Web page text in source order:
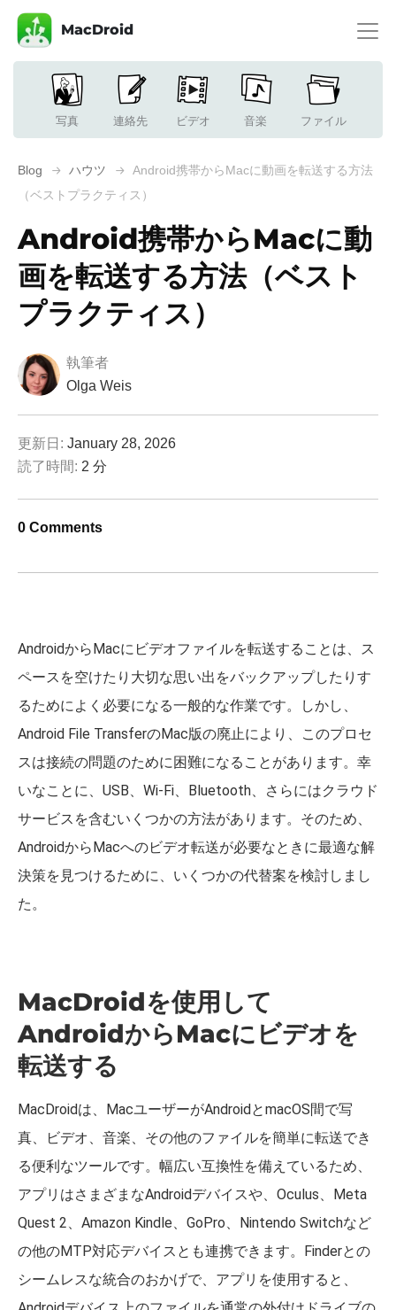
MacDroid
写真 連絡先 ビデオ 音楽 ファイル
Blog ハウツ
Android携帯からMacに動画を転送する方法
（ベストプラクティス）
Android携帯からMacに動
画を転送する方法（ベスト
プラクティス）
執筆者
Olga Weis
更新日: January 28, 2026
読了時間: 2 分
0 Comments
AndroidからMacにビデオファイルを転送することは、ス
ペースを空けたり大切な思い出をバックアップしたりす
るためによく必要になる一般的な作業です。しかし、
Android File TransferのMac版の廃止により、このプロセ
スは接続の問題のために困難になることがあります。幸
いなことに、USB、Wi-Fi、Bluetooth、さらにはクラウド
サービスを含むいくつかの方法があります。そのため、
AndroidからMacへのビデオ転送が必要なときに最適な解
決策を見つけるために、いくつかの代替案を検討しまし
た。
MacDroidを使用して
AndroidからMacにビデオを
転送する
MacDroidは、MacユーザーがAndroidとmacOS間で写
真、ビデオ、音楽、その他のファイルを簡単に転送でき
る便利なツールです。幅広い互換性を備えているため、
アプリはさまざまなAndroidデバイスや、Oculus、Meta
Quest 2、Amazon Kindle、GoPro、Nintendo Switchなど
の他のMTP対応デバイスとも連携できます。Finderとの
シームレスな統合のおかげで、アプリを使用すると、